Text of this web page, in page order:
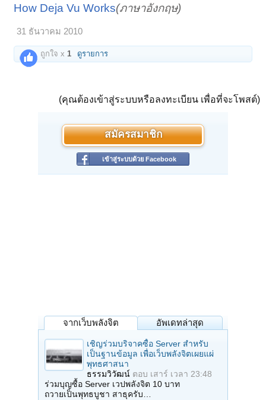
How Deja Vu Works(ภาษาอังกฤษ)
31 ธันวาคม 2010
ถูกใจ x 1 ดูรายการ
(คุณต้องเข้าสู่ระบบหรือลงทะเบียน เพื่อที่จะโพสต์)
สมัครสมาชิก
เข้าสู่ระบบด้วย Facebook
จากเว็บพลังจิต อัพเดทล่าสุด
เชิญร่วมบริจาคซื้อ Server สำหรับ
เป็นฐานข้อมูล เพื่อเว็บพลังจิตเผยแผ่
พุทธศาสนา
ธรรมวิวัฒน์ ตอบ เสาร์ เวลา 23:48
ร่วมบุญซื้อ Server เวปพลังจิต 10 บาท
ถวายเป็นพุทธบูชา สาธุครับ…